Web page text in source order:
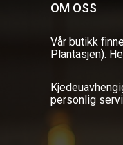
OM OSS
Vår butikk
Plantasjen).
personlig